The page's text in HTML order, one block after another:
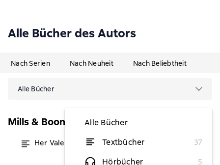
Alle Bücher des Autors
Nach Serien Nach Neuheit Nach Beliebtheit
Alle Bücher
Alle Bücher
Textbücher
37
Hörbücher
5
Mills & Boon Cosmo Red-Hot Reads
Her Valentine Fantasy von 2,76 €